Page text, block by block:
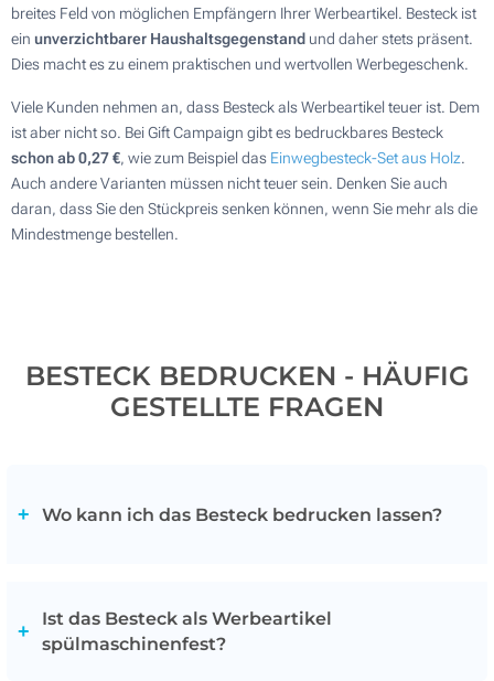
breites Feld von möglichen Empfängern Ihrer Werbeartikel. Besteck ist
ein unverzichtbarer Haushaltsgegenstand und daher stets präsent.
Dies macht es zu einem praktischen und wertvollen Werbegeschenk.
Viele Kunden nehmen an, dass Besteck als Werbeartikel teuer ist. Dem
ist aber nicht so. Bei Gift Campaign gibt es bedruckbares Besteck
schon ab 0,27 €, wie zum Beispiel das Einwegbesteck-Set aus Holz.
Auch andere Varianten müssen nicht teuer sein. Denken Sie auch
daran, dass Sie den Stückpreis senken können, wenn Sie mehr als die
Mindestmenge bestellen.
BESTECK BEDRUCKEN - HÄUFIG
GESTELLTE FRAGEN
Wo kann ich das Besteck bedrucken lassen?
Besteck transportiert wird, oder Sie platzieren Ihr
Firmenlogo auf der Unterseite des Besteckteils. Die
Ist das Besteck als Werbeartikel
spülmaschinenfest?